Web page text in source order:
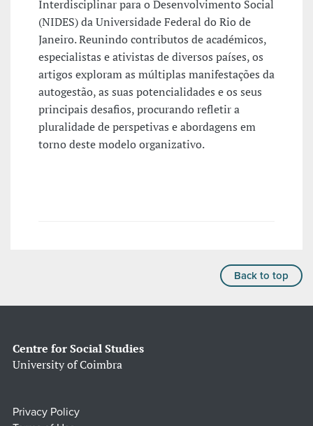
Interdisciplinar para o Desenvolvimento Social
(NIDES) da Universidade Federal do Rio de
Janeiro. Reunindo contributos de académicos,
especialistas e ativistas de diversos países, os
artigos exploram as múltiplas manifestações da
autogestão, as suas potencialidades e os seus
principais desafios, procurando refletir a
pluralidade de perspetivas e abordagens em
torno deste modelo organizativo.
Back to top
Centre for Social Studies
University of Coimbra
Privacy Policy